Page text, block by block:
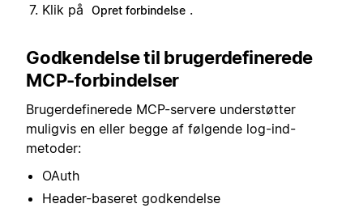
Klik på
Opret forbindelse .
Godkendelse til brugerdefinerede
MCP-forbindelser
Brugerdefinerede MCP-servere understøtter
muligvis en eller begge af følgende log-ind-
metoder:
OAuth
Header-baseret godkendelse